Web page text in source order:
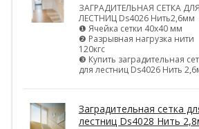
ЗАГРАДИТЕЛЬНАЯ СЕТКА ДЛЯ
ЛЕСТНИЦ Ds4026 Нить2,6мм
❶ Ячейка сетки 40х40 мм
❷ Разрывная нагрузка нити
120кгс
❸ Купить заградительная
для лестниц Ds4026 Нить
Заградительная сетка
лестниц Ds4028 Нить